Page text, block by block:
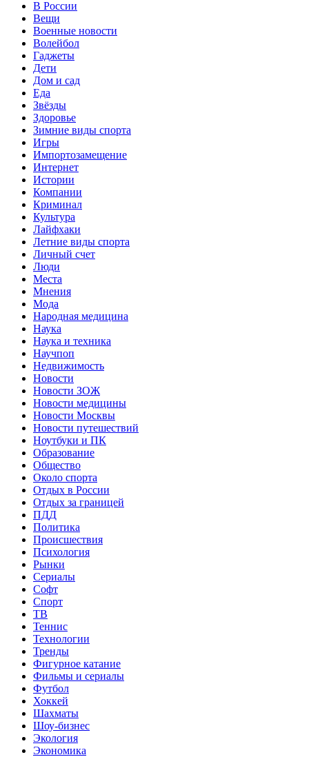
В России
Вещи
Военные новости
Волейбол
Гаджеты
Дети
Дом и сад
Еда
Звёзды
Здоровье
Зимние виды спорта
Игры
Импортозамещение
Интернет
Истории
Компании
Криминал
Культура
Лайфхаки
Летние виды спорта
Личный счет
Люди
Места
Мнения
Мода
Народная медицина
Наука
Наука и техника
Научпоп
Недвижимость
Новости
Новости ЗОЖ
Новости медицины
Новости Москвы
Новости путешествий
Ноутбуки и ПК
Образование
Общество
Около спорта
Отдых в России
Отдых за границей
ПДД
Политика
Происшествия
Психология
Рынки
Сериалы
Софт
Спорт
ТВ
Теннис
Технологии
Тренды
Фигурное катание
Фильмы и сериалы
Футбол
Хоккей
Шахматы
Шоу-бизнес
Экология
Экономика